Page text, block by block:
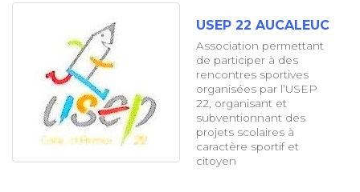
USEP 22 AUCALEUC
Association permettant
de participer à des
rencontres sportives
organisées par l’USEP
22, organisant et
subventionnant des
projets scolaires à
caractère sportif et
citoyen